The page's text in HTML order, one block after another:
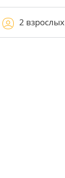
2 взрослых